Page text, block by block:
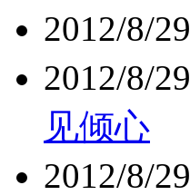
2012/8/29
2012/8/29
见倾心
2012/8/29